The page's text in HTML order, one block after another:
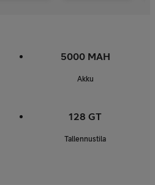
5000 MAH
Akku
128 GT
Tallennustila